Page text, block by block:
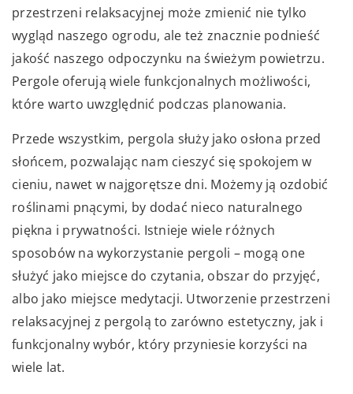
przestrzeni relaksacyjnej może zmienić nie tylko
wygląd naszego ogrodu, ale też znacznie podnieść
jakość naszego odpoczynku na świeżym powietrzu.
Pergole oferują wiele funkcjonalnych możliwości,
które warto uwzględnić podczas planowania.
Przede wszystkim, pergola służy jako osłona przed
słońcem, pozwalając nam cieszyć się spokojem w
cieniu, nawet w najgorętsze dni. Możemy ją ozdobić
roślinami pnącymi, by dodać nieco naturalnego
piękna i prywatności. Istnieje wiele różnych
sposobów na wykorzystanie pergoli – mogą one
służyć jako miejsce do czytania, obszar do przyjęć,
albo jako miejsce medytacji. Utworzenie przestrzeni
relaksacyjnej z pergolą to zarówno estetyczny, jak i
funkcjonalny wybór, który przyniesie korzyści na
wiele lat.